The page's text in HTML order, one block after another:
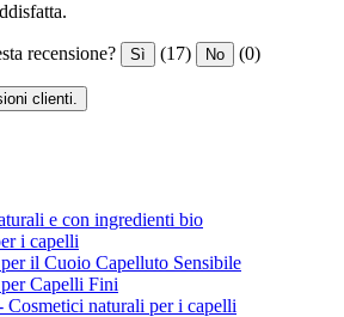
recensione? Sì (17) No (0)
clienti.
e con ingredienti bio
i capelli
il Cuoio Capelluto Sensibile
Capelli Fini
naturali per i capelli